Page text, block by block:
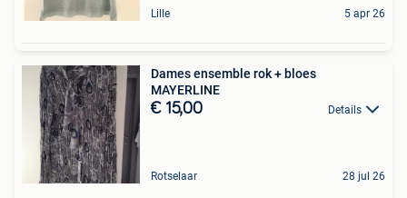
Lille 5 apr 26
Dames ensemble rok + bloes
MAYERLINE
€ 15,00 Details
Rotselaar 28 jul 26